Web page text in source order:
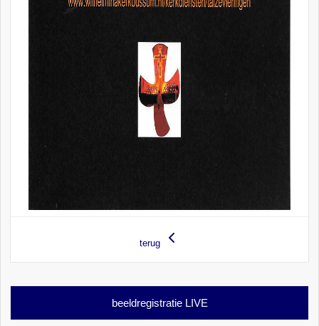
terug
beeldregistratie LIVE